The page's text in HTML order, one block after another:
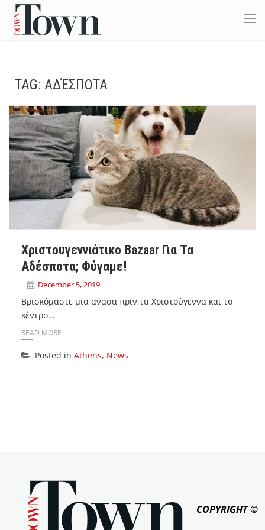
TAG: ΑΔΈΣΠΟΤΑ
Χριστουγεννιάτικο Bazaar Για Τα
Αδέσποτα; Φύγαμε!
December 5, 2019
Βρισκόμαστε μια ανάσα πριν τα Χριστούγεννα και το
κέντρο…
READ MORE
Posted in Athens, News
COPYRIGHT ©